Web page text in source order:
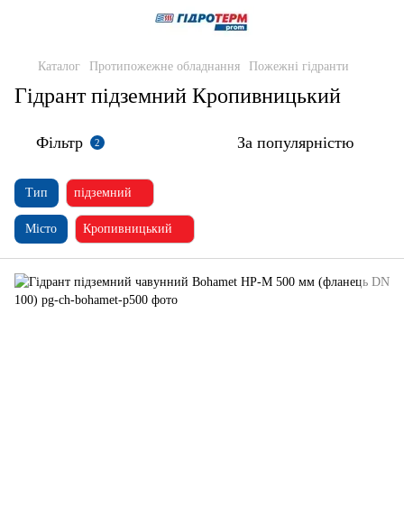
Каталог Протипожежне обладнання Пожежні гідранти
Гідрант підземний Кропивницький
Фільтр 2 За популярністю
Тип підземний
Місто Кропивницький